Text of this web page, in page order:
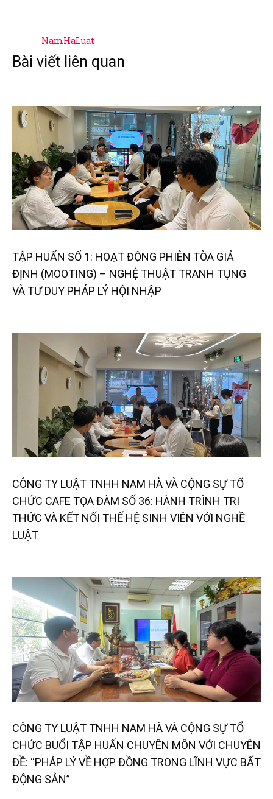
NamHaLuat
Bài viết liên quan
TẬP HUẤN SỐ 1: HOẠT ĐỘNG PHIÊN TÒA GIẢ
ĐỊNH (MOOTING) – NGHỆ THUẬT TRANH TỤNG
VÀ TƯ DUY PHÁP LÝ HỘI NHẬP
CÔNG TY LUẬT TNHH NAM HÀ VÀ CỘNG SỰ TỔ
CHỨC CAFE TỌA ĐÀM SỐ 36: HÀNH TRÌNH TRI
THỨC VÀ KẾT NỐI THẾ HỆ SINH VIÊN VỚI NGHỀ
LUẬT
CÔNG TY LUẬT TNHH NAM HÀ VÀ CỘNG SỰ TỔ
CHỨC BUỔI TẬP HUẤN CHUYÊN MÔN VỚI CHUYÊN
ĐỀ: “PHÁP LÝ VỀ HỢP ĐỒNG TRONG LĨNH VỰC BẤT
ĐỘNG SẢN”